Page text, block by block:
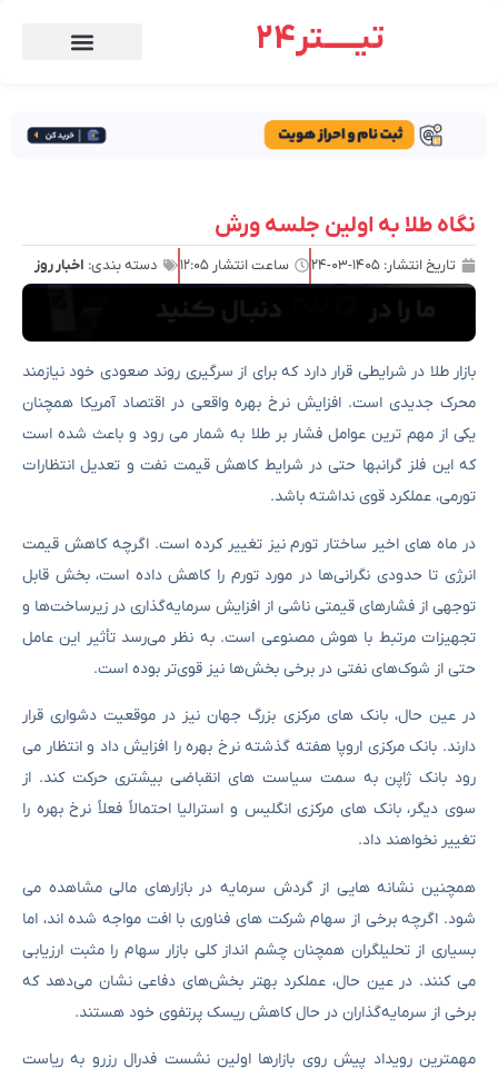
تیـــــتر24
نگاه طلا به اولین جلسه ورش
تاریخ انتشار: ۱۴۰۵-۰۳-۲۴ ساعت انتشار ۱۲:۰۵ دسته بندی: اخبار روز
بازار طلا در شرایطی قرار دارد که برای از سرگیری روند صعودی خود نیازمند
محرک جدیدی است. افزایش نرخ بهره واقعی در اقتصاد آمریکا همچنان
یکی از مهم ترین عوامل فشار بر طلا به شمار می رود و باعث شده است
که این فلز گرانبها حتی در شرایط کاهش قیمت نفت و تعدیل انتظارات
تورمی، عملکرد قوی نداشته باشد.
در ماه های اخیر ساختار تورم نیز تغییر کرده است. اگرچه کاهش قیمت
انرژی تا حدودی نگرانی‌ها در مورد تورم را کاهش داده است، بخش قابل
توجهی از فشارهای قیمتی ناشی از افزایش سرمایه‌گذاری در زیرساخت‌ها و
تجهیزات مرتبط با هوش مصنوعی است. به نظر می‌رسد تأثیر این عامل
حتی از شوک‌های نفتی در برخی بخش‌ها نیز قوی‌تر بوده است.
در عین حال، بانک های مرکزی بزرگ جهان نیز در موقعیت دشواری قرار
دارند. بانک مرکزی اروپا هفته گذشته نرخ بهره را افزایش داد و انتظار می
رود بانک ژاپن به سمت سیاست های انقباضی بیشتری حرکت کند. از
سوی دیگر، بانک های مرکزی انگلیس و استرالیا احتمالاً فعلاً نرخ بهره را
تغییر نخواهند داد.
همچنین نشانه هایی از گردش سرمایه در بازارهای مالی مشاهده می
شود. اگرچه برخی از سهام شرکت های فناوری با افت مواجه شده اند، اما
بسیاری از تحلیلگران همچنان چشم انداز کلی بازار سهام را مثبت ارزیابی
می کنند. در عین حال، عملکرد بهتر بخش‌های دفاعی نشان می‌دهد که
برخی از سرمایه‌گذاران در حال کاهش ریسک پرتفوی خود هستند.
مهمترین رویداد پیش روی بازارها اولین نشست فدرال رزرو به ریاست